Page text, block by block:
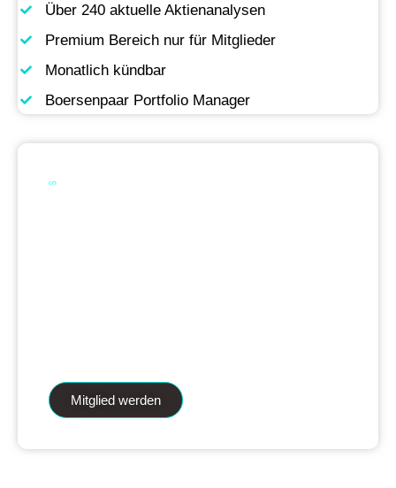
Über 240 aktuelle Aktienanalysen
Premium Bereich nur für Mitglieder
Monatlich kündbar
Boersenpaar Portfolio Manager
Mitglied werden